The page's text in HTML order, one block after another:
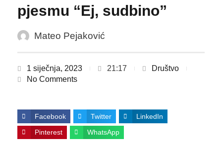
pjesmu “Ej, sudbino”
Mateo Pejaković
1 siječnja, 2023 21:17
Društvo
No Comments
Facebook Twitter LinkedIn
Pinterest WhatsApp